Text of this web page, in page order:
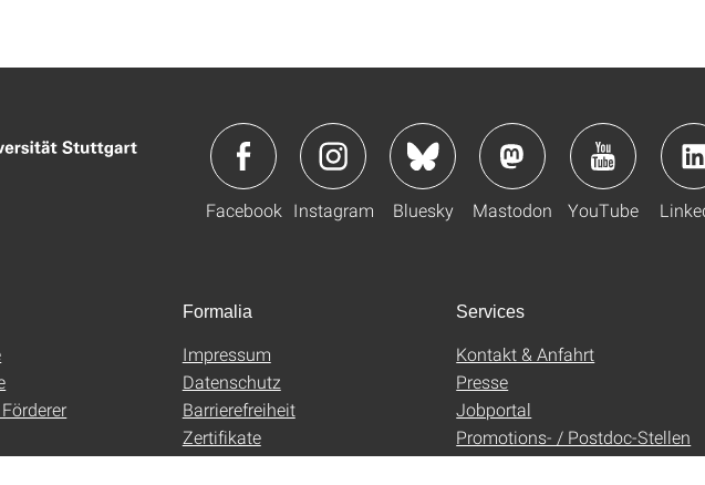
Facebook Instagram Bluesky Mastodon YouTube
Formalia
Impressum
Datenschutz
Barrierefreiheit
Zertifikate
Services
Kontakt & Anfahrt
Presse
Jobportal
Promotions- / Postdoc-Stellen